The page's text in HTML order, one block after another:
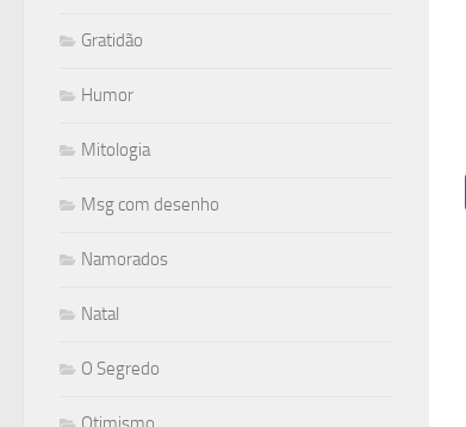
Gratidão
Humor
Mitologia
Msg com desenho
Namorados
Natal
O Segredo